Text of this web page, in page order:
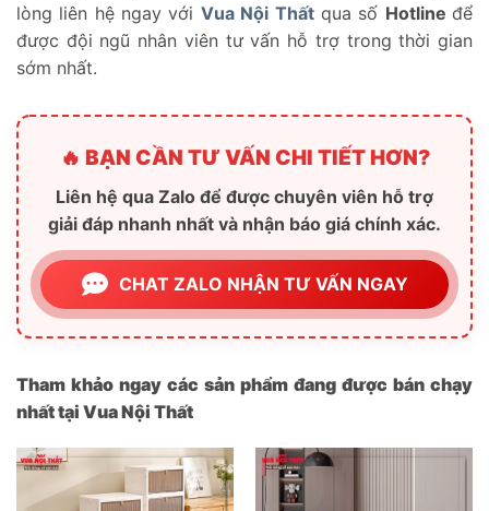
lòng liên hệ ngay với Vua Nội Thấtqua số Hotlineđể
được đội ngũ nhân viên tư vấn hỗ trợ trong thời gian
sớm nhất.
🔥 BẠN CẦN TƯ VẤN CHI TIẾT HƠN?
Liên hệ qua Zalo để được chuyên viên hỗ trợ
giải đáp nhanh nhất và nhận báo giá chính xác.
CHAT ZALO NHẬN TƯ VẤN NGAY
Tham khảo ngay các sản phẩm đang được bán chạy
nhất tại Vua Nội Thất